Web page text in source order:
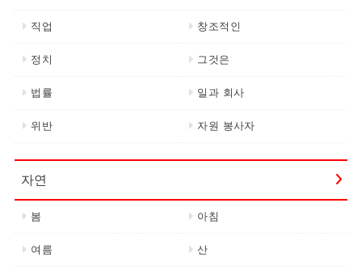
직업 창조적인
정치 그것은
법률 일과 회사
위반 자원 봉사자
자연
봄 아침
여름 산